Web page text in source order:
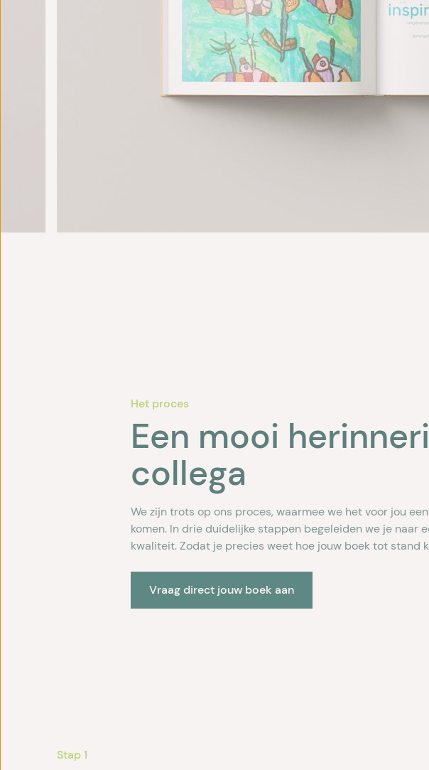
Het proces
Een mooi
collega
We zijn trots op ons proces, waarmee we het voor jou
komen. In drie duidelijke stappen begeleiden we je naar
kwaliteit. Zodat je precies weet hoe jouw boek tot stand
Vraag direct jouw boek aan
Stap 1